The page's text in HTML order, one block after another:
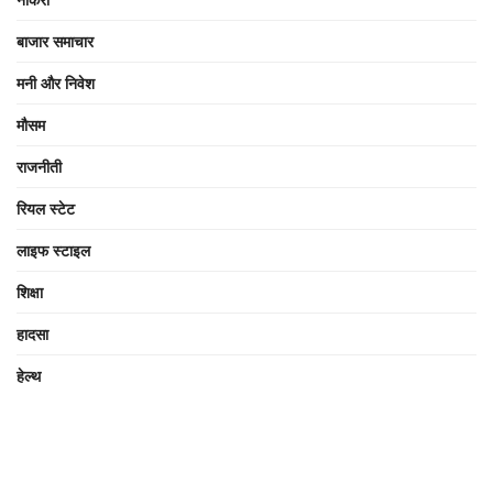
बाजार समाचार
मनी और निवेश
मौसम
राजनीती
रियल स्टेट
लाइफ स्टाइल
शिक्षा
हादसा
हेल्थ